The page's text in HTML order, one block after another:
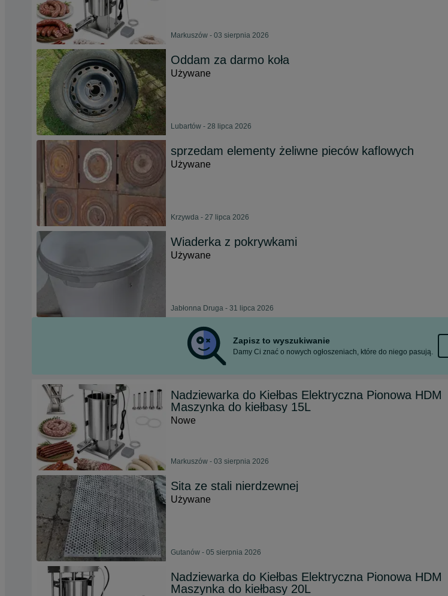
Markuszów - 03 sierpnia 2026
Oddam za darmo koła
Używane
Lubartów - 28 lipca 2026
sprzedam elementy żeliwne pieców kaflowych
Używane
Krzywda - 27 lipca 2026
Wiaderka z pokrywkami
Używane
Jabłonna Druga - 31 lipca 2026
Zapisz to wyszukiwanie
Damy Ci znać o nowych ogłoszeniach, które do niego pasują.
Nadziewarka do Kiełbas Elektryczna Pionowa HDM
Maszynka do kiełbasy 15L
Nowe
Markuszów - 03 sierpnia 2026
Sita ze stali nierdzewnej
Używane
Gutanów - 05 sierpnia 2026
Nadziewarka do Kiełbas Elektryczna Pionowa HDM
Maszynka do kiełbasy 20L